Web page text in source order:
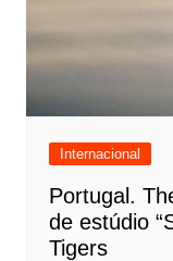
Internacional
Portugal.
de estúdio
Tigers